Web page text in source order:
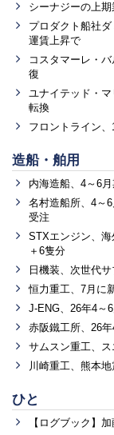
シーナジーの上
プロダクト船社
運賃上昇で
コスタマーレ・
復
ユナイテッド・
転換
フロントライン
造船・舶用
内海造船、4～6
名村造船所、4～
受注
STXエンジン、
＋6隻分
日機装、次世代
恒力重工、7月に
J-ENG、26年4～
赤阪鐵工所、26
サムスン重工、
川崎重工、熊本
ひと
【ログブック】